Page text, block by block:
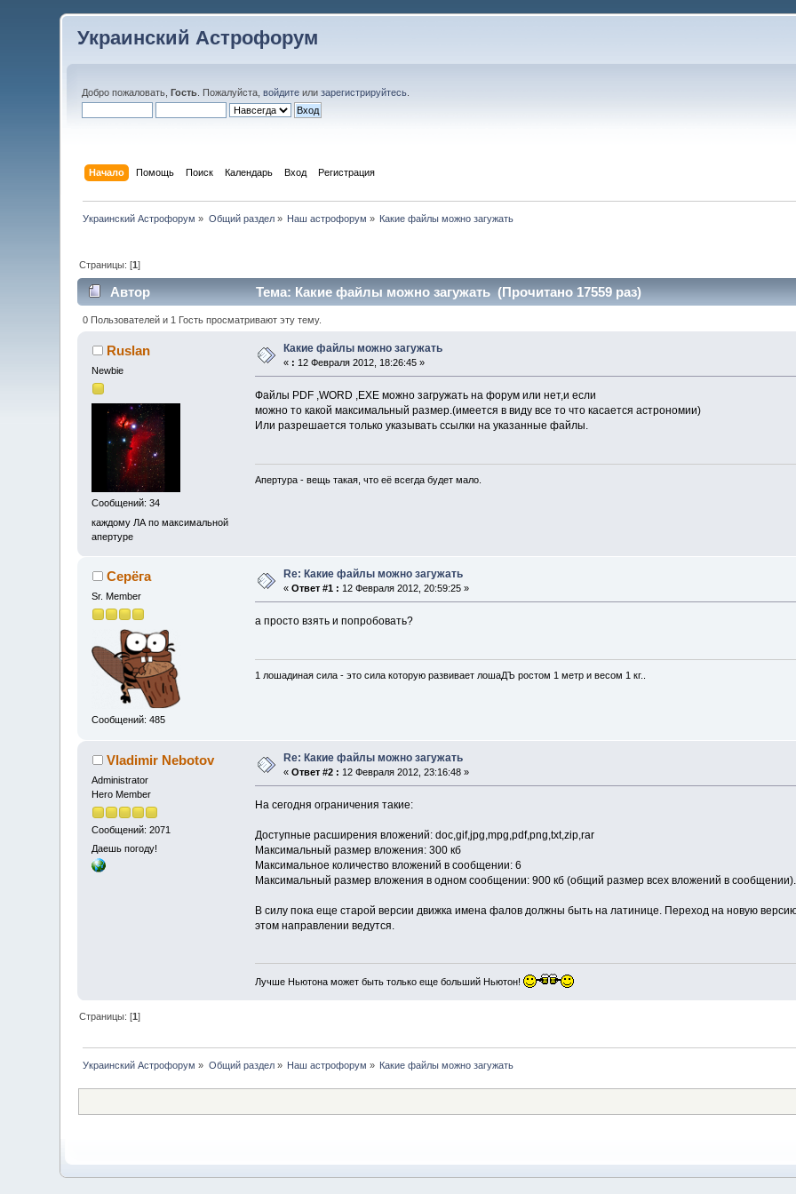
Украинский Астрофорум
Добро пожаловать,Гость . Пожалуйста,войдите илизарегистрируйтесь
Начало Помощь Поиск Календарь Вход Регистрация
Украинский Астрофорум » Общий раздел» Наш астрофорум » Какие файлы можно загужать
Страницы: [1]
Автор Тема: Какие файлы можно загужать (Прочитано 17559 раз)
0 Пользователей и 1 Гость просматривают эту тему.
Ruslan
Newbie
Сообщений: 34
каждому ЛА по максимальной
апертуре
Какие файлы можно загужать
« : 12 Февраля 2012, 18:26:45 »
Файлы PDF ,WORD ,EXE можно загружать на форум или нет,и если
можно то какой максимальный размер.(имеется в виду все то что касается астрономии)
Или разрешается только указывать ссылки на указанные файлы.
Апертура - вещь такая, что её всегда будет мало.
Серёга
Sr. Member
Сообщений: 485
Re: Какие файлы можно загужать
«Ответ #1 : 12 Февраля 2012, 20:59:25 »
а просто взять и попробовать?
1 лошадиная сила - это сила которую развивает лошаДЪ ростом 1 метр и весом 1 кг..
Vladimir Nebotov
Administrator
Hero Member
Сообщений: 2071
Даешь погоду!
Re: Какие файлы можно загужать
«Ответ #2 : 12 Февраля 2012, 23:16:48 »
На сегодня ограничения такие:
Доступные расширения вложений: doc,gif,jpg,mpg,pdf,png,txt,zip,rar
Максимальный размер вложения: 300 кб
Максимальное количество вложений в сообщении: 6
Максимальный размер вложения в одном сообщении: 900 кб (общий размер всех вложений в сообщении).
В силу пока еще старой версии движка имена фалов должны быть на латинице. Переход на новую
этом направлении ведутся.
Лучше Ньютона может быть только еще больший Ньютон!
Страницы: [1]
Украинский Астрофорум » Общий раздел» Наш астрофорум » Какие файлы можно загужать